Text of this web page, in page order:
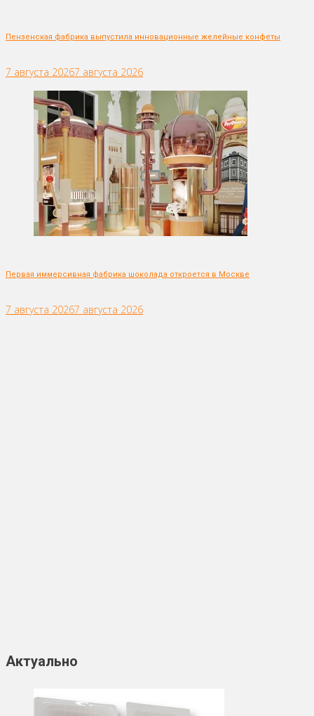
Пензенская фабрика выпустила инновационные желейные конфеты
7 августа 20267 августа 2026
Первая иммерсивная фабрика шоколада откроется в Москве
7 августа 20267 августа 2026
Актуально